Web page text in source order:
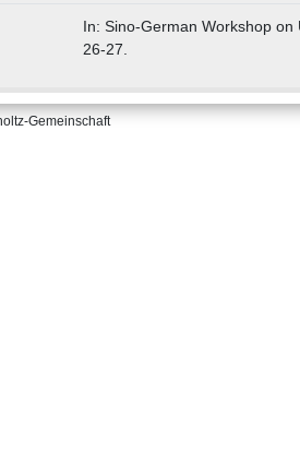
In: Sino-German Workshop
26-27.
Gemeinschaft